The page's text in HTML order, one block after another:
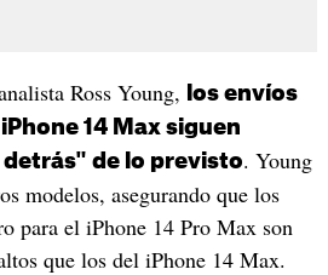
Ross Young,
los envíos
14 Max siguen
de lo previsto. Young
modelos, asegurando que los
para el iPhone 14 Pro Max son
que los del iPhone 14 Max.